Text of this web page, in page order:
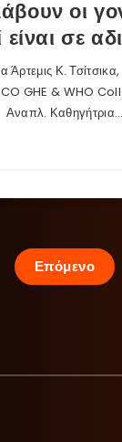
οι
είναι σε
Άρτεμις Κ.
GHE & WHO
Αναπλ. Καθηγήτρια…
Επόμενο